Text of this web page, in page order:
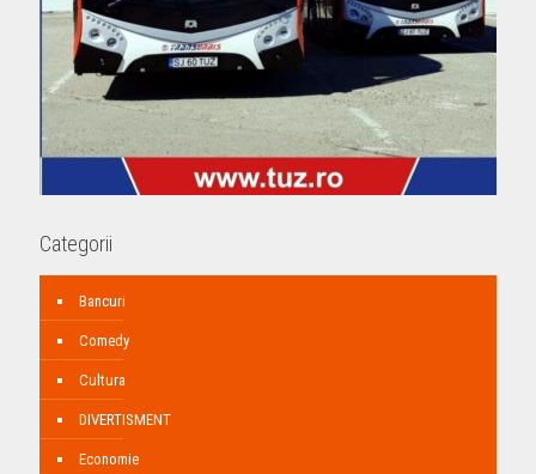
Categorii
Bancuri
Comedy
Cultura
DIVERTISMENT
Economie